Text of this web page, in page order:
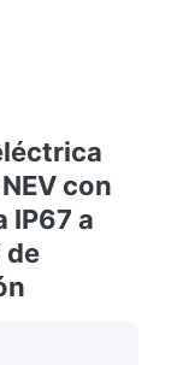
con
IP67 a
de